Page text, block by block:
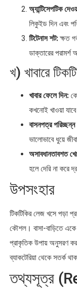
অ্যান্টিসেপটিক
লিকুইড দিন এবং
টিটেনাস শট:ক্ষত
ডাক্তারের পরামর্শ
খ) খাবারে
খাবার ফেলে দিন:
কখনোই খাওয়া যাবে
বাসনপত্র পরিচ্ছন্ন
ভালোভাবে ধুয়ে
অসাবধানতাবশত
হলে দেরি না করে
উপসংহার
টিকটিকির লেজ খসে পড়া
কৌশল। বাসা-বাড়িতে একে
প্রাকৃতিক উপায় অনুসরণ করা
ব্যাকটেরিয়া থেকে সতর্ক
তথ্যসূত্র